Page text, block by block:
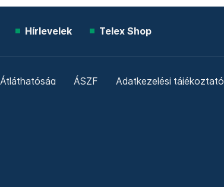
Hírlevelek Telex Shop
Átláthatóság ÁSZF Adatkezelési tájékoztató